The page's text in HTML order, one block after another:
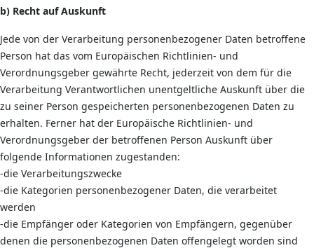
b) Recht auf Auskunft
Jede von der Verarbeitung personenbezogener Daten betroffene
Person hat das vom Europäischen Richtlinien- und
Verordnungsgeber gewährte Recht, jederzeit von dem für die
Verarbeitung Verantwortlichen unentgeltliche Auskunft über die
zu seiner Person gespeicherten personenbezogenen Daten zu
erhalten. Ferner hat der Europäische Richtlinien- und
Verordnungsgeber der betroffenen Person Auskunft über
folgende Informationen zugestanden:
-die Verarbeitungszwecke
-die Kategorien personenbezogener Daten, die verarbeitet
werden
-die Empfänger oder Kategorien von Empfängern, gegenüber
denen die personenbezogenen Daten offengelegt worden sind